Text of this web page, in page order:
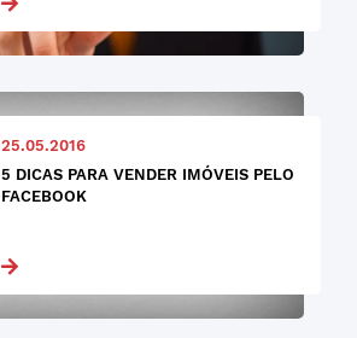
25.05.2016
5 DICAS PARA VENDER IMÓVEIS PELO
FACEBOOK